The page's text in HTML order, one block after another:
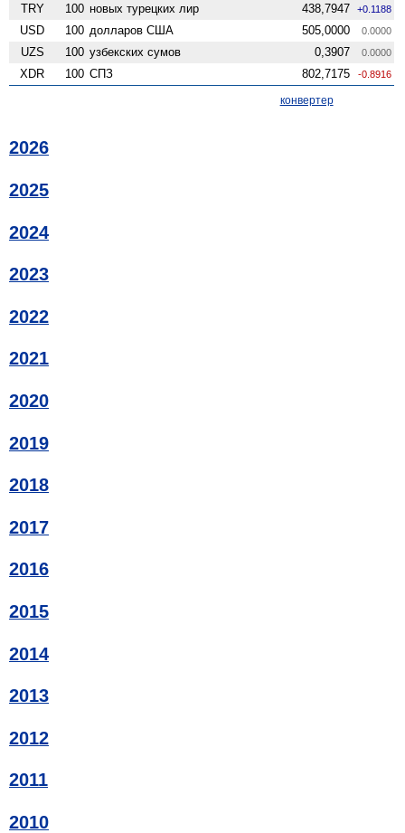
TRY 100 новых турецких лир 438,7947 +0.1188
USD 100 долларов США 505,0000 0.0000
UZS 100 узбекских сумов 0,3907 0.0000
XDR 100 СПЗ 802,7175 -0.8916
конвертер
2026
2025
2024
2023
2022
2021
2020
2019
2018
2017
2016
2015
2014
2013
2012
2011
2010